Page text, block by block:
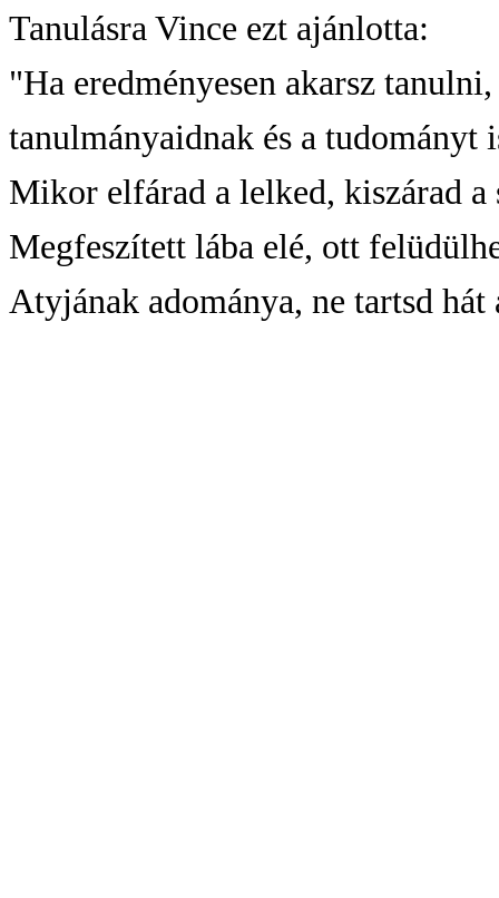
Tanulásra Vince ezt ajánlotta:
"Ha eredményesen akarsz
tanulmányaidnak és a tudományt
Mikor elfárad a lelked, kiszárad a
Megfeszített lába elé, ott
Atyjának adománya, ne tartsd hát